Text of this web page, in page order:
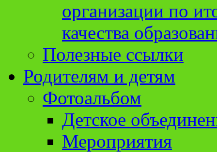
организации по
качества
Полезные ссылки
Родителям и детям
Фотоальбом
Детское
Мероприятия